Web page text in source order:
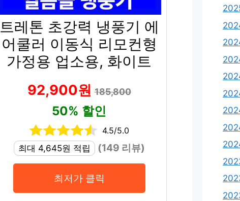
트레톤 초강력 냉풍기 에
어쿨러 이동식 리모컨형
가정용 업소용, 화이트
92,900원185,800
50% 할인
4.5/5.0
최대 4,645원 적립
(149 리뷰)
최저가 클릭